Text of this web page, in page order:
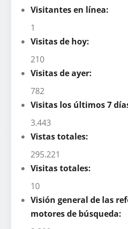
Visitantes en línea:
1
Visitas de hoy:
210
Visitas de ayer:
782
Visitas los últimos 7
3.443
Vistas totales:
295.221
Visitas totales:
10
Visión general de las
motores de búsqueda: